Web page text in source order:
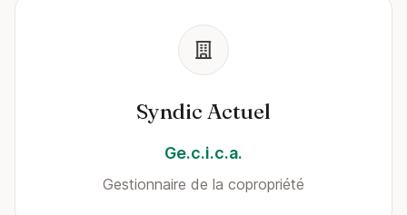
Syndic Actuel
Ge.c.i.c.a.
Gestionnaire de la copropriété